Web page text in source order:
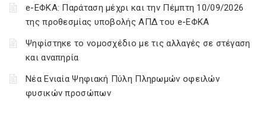
e-ΕΦΚΑ: Παράταση μέχρι και την Πέμπτη 10/09/2026
της προθεσμίας υποβολής ΑΠΔ του e-ΕΦΚΑ
Ψηφίστηκε το νομοσχέδιο με τις αλλαγές σε στέγαση
και αναπηρία
Νέα Ενιαία Ψηφιακή Πύλη Πληρωμών οφειλών
φυσικών προσώπων